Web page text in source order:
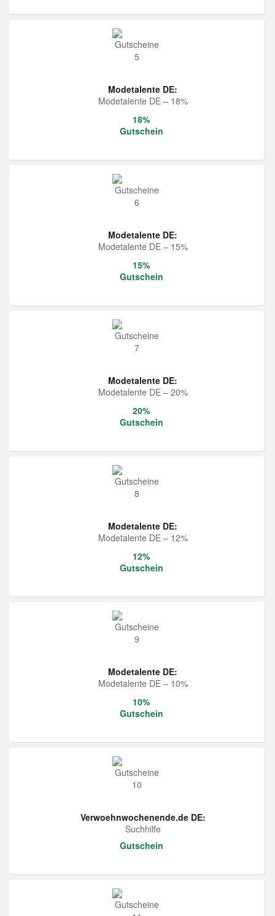
Modetalente DE:
Modetalente DE – 18%
18%
Gutschein
Modetalente DE:
Modetalente DE – 15%
15%
Gutschein
Modetalente DE:
Modetalente DE – 20%
20%
Gutschein
Modetalente DE:
Modetalente DE – 12%
12%
Gutschein
Modetalente DE:
Modetalente DE – 10%
10%
Gutschein
Verwoehnwochenende.de DE:
Suchhilfe
Gutschein